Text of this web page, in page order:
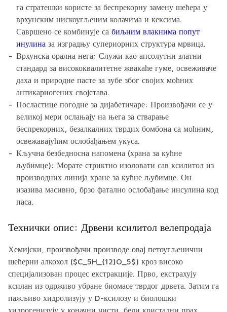
га стратешки користе за беспрекорну замену шећера у
врхунским нискоугљеним колачима и кексима.
Савршено се комбинује са биљним влакнима попут
инулина за изградњу супериорних структура мрвица.
Врхунска орална нега: Служи као апсолутни златни
стандард за висококвалитетне жвакаће гуме, освеживаче
даха и природне пасте за зубе због својих моћних
антикариогених својстава.
Посластице погодне за дијабетичаре: Произвођачи се у
великој мери ослањају на њега за стварање
беспрекорних, безалкалних тврдих бомбона са моћним,
освежавајућим ослобађањем укуса.
Кључна безбедносна напомена (храна за кућне
љубимце): Морате стриктно изоловати сав ксилитол из
производних линија хране за кућне љубимце. Он
изазива масивно, брзо фатално ослобађање инсулина код
паса.
Технички опис: Дрвени ксилитол велепродаја
Хемијски, произвођачи производе овај петоугљенични
шећерни алкохол ($C_5H_{12}O_5$) кроз високо
специјализован процес екстракције. Прво, екстрахују
ксилан из одрживо убране биомасе тврдог дрвета. Затим га
пажљиво хидролизују у D-ксилозу и биолошки
хидрогенизују у коначни чисти, бели кристални прах.